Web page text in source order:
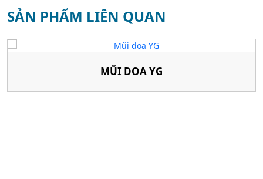
SẢN PHẨM LIÊN QUAN
MŨI DOA YG